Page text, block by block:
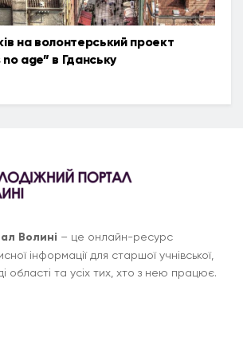
на волонтерський проект
age” в Гданську
Волині – це онлайн-ресурс
інформації для старшої учнівської,
області та усіх тих, хто з нею працює.